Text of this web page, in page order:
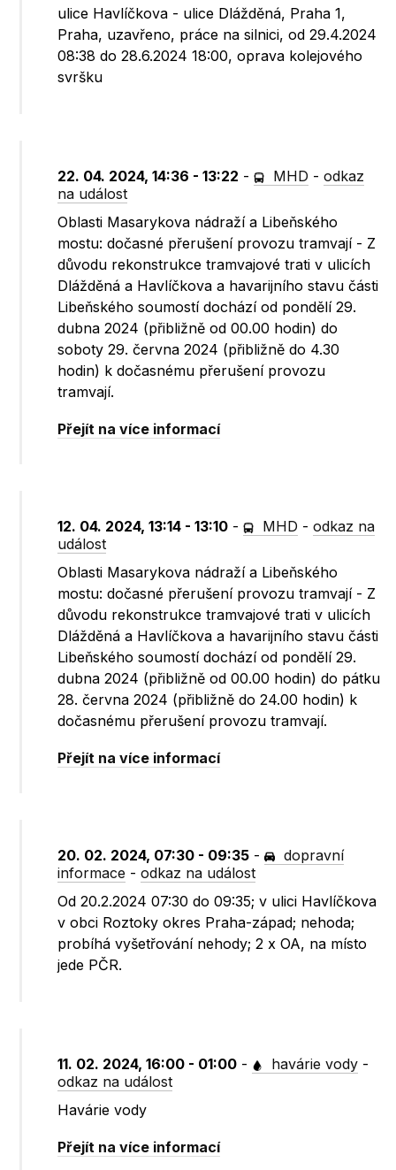
ulice Havlíčkova - ulice Dlážděná, Praha 1,
Praha, uzavřeno, práce na silnici, od 29.4.2024
08:38 do 28.6.2024 18:00, oprava kolejového
svršku
22. 04. 2024, 14:36 - 13:22 - MHD -odkaz
na událost
Oblasti Masarykova nádraží a Libeňského
mostu: dočasné přerušení provozu tramvají - Z
důvodu rekonstrukce tramvajové trati v ulicích
Dlážděná a Havlíčkova a havarijního stavu části
Libeňského soumostí dochází od pondělí 29.
dubna 2024 (přibližně od 00.00 hodin) do
soboty 29. června 2024 (přibližně do 4.30
hodin) k dočasnému přerušení provozu
tramvají.
Přejít na více informací
12. 04. 2024, 13:14 - 13:10 - MHD -odkaz na
událost
Oblasti Masarykova nádraží a Libeňského
mostu: dočasné přerušení provozu tramvají - Z
důvodu rekonstrukce tramvajové trati v ulicích
Dlážděná a Havlíčkova a havarijního stavu části
Libeňského soumostí dochází od pondělí 29.
dubna 2024 (přibližně od 00.00 hodin) do pátku
28. června 2024 (přibližně do 24.00 hodin) k
dočasnému přerušení provozu tramvají.
Přejít na více informací
20. 02. 2024, 07:30 - 09:35 -
dopravní
informace -odkaz na událost
Od 20.2.2024 07:30 do 09:35; v ulici Havlíčkova
v obci Roztoky okres Praha-západ; nehoda;
probíhá vyšetřování nehody; 2 x OA, na místo
jede PČR.
11. 02. 2024, 16:00 - 01:00 - havárie vody -
odkaz na událost
Havárie vody
Přejít na více informací